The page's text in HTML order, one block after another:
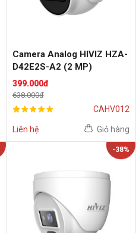
Camera Analog HIVIZ HZA-
D42E2S-A2 (2 MP)
399.000đ
638.000đ
CAHV012
Liên hệ Giỏ hàng
-38%